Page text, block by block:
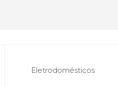
Eletrodomésticos